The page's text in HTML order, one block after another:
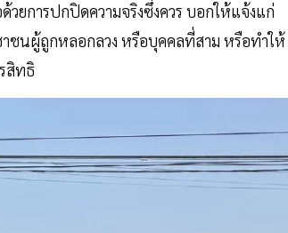
ยการปกปิดความจริงซึ่งควร บอกให้แจ้งแก่
ชนผู้ถูกหลอกลวง หรือบุคคลที่สาม หรือทำให้
สิทธิ